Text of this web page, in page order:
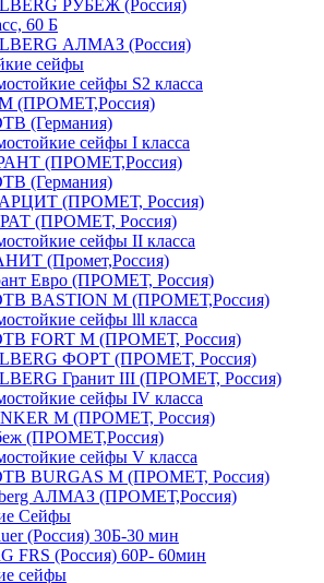
РУБЕЖ (Россия)
60 Б
АЛМАЗ (Россия)
сейфы
сейфы S2 класса
(ПРОМЕТ,Россия)
(Германия)
сейфы I класса
(ПРОМЕТ,Россия)
(Германия)
(ПРОМЕТ, Россия)
(ПРОМЕТ, Россия)
сейфы II класса
(Промет,Россия)
Евро (ПРОМЕТ, Россия)
BASTION M (ПРОМЕТ,Россия)
сейфы lll класса
FORT M (ПРОМЕТ, Россия)
ФОРТ (ПРОМЕТ, Россия)
Гранит III (ПРОМЕТ, Россия)
сейфы IV класса
M (ПРОМЕТ, Россия)
(ПРОМЕТ,Россия)
сейфы V класса
BURGAS M (ПРОМЕТ, Россия)
АЛМАЗ (ПРОМЕТ,Россия)
Сейфы
(Россия) 30Б-30 мин
FRS (Россия) 60Р- 60мин
сейфы